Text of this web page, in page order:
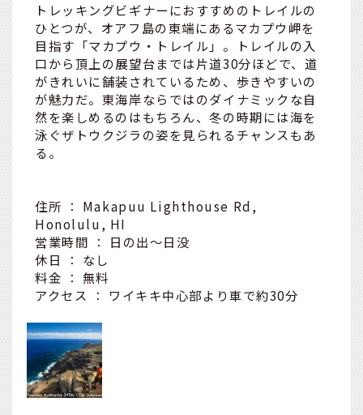
トレッキングビギナーにおすすめのトレイルの
ひとつが、オアフ島の東端にあるマカプウ岬を
目指す「マカプウ・トレイル」。トレイルの入
口から頂上の展望台までは片道30分ほどで、道
がきれいに舗装されているため、歩きやすいの
が魅力だ。東海岸ならではのダイナミックな自
然を楽しめるのはもちろん、冬の時期には海を
泳ぐザトウクジラの姿を見られるチャンスもあ
る。
住所 ： Makapuu Lighthouse Rd,
Honolulu, HI
営業時間 ： 日の出～日没
休日 ： なし
料金 ： 無料
アクセス ： ワイキキ中心部より車で約30分